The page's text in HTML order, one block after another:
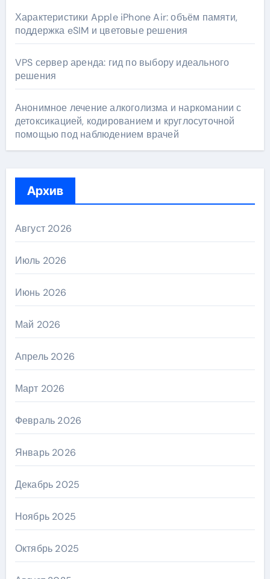
Характеристики Apple iPhone Air: объём памяти,
поддержка eSIM и цветовые решения
VPS сервер аренда: гид по выбору идеального
решения
Анонимное лечение алкоголизма и наркомании с
детоксикацией, кодированием и круглосуточной
помощью под наблюдением врачей
Архив
Август 2026
Июль 2026
Июнь 2026
Май 2026
Апрель 2026
Март 2026
Февраль 2026
Январь 2026
Декабрь 2025
Ноябрь 2025
Октябрь 2025